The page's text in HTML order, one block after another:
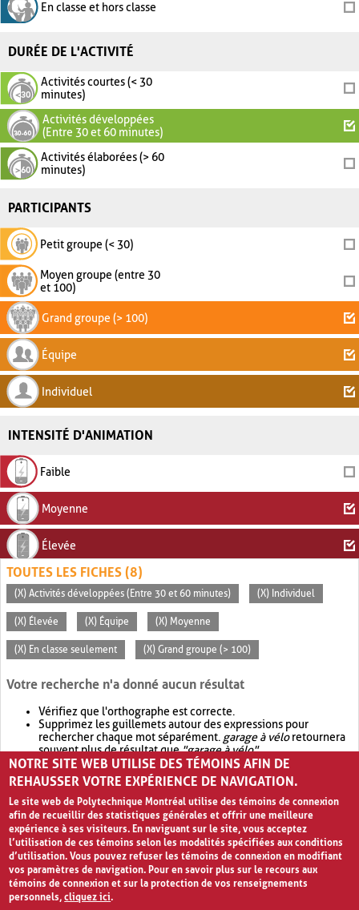
En classe et hors classe
DURÉE DE L'ACTIVITÉ
Activités courtes (< 30
minutes)
Activités développées
(Entre 30 et 60 minutes)
Activités élaborées (> 60
minutes)
PARTICIPANTS
Petit groupe (< 30)
Moyen groupe (entre 30
et 100)
Grand groupe (> 100)
Équipe
Individuel
INTENSITÉ D'ANIMATION
Faible
Moyenne
Élevée
TOUTES LES FICHES (8)
(X) Activités développées (Entre 30 et 60 minutes) (X) Individuel
(X) Élevée (X) Équipe (X) Moyenne
(X) En classe seulement (X) Grand groupe (> 100)
Votre recherche n'a donné aucun résultat
Vérifiez que l'orthographe est correcte.
Supprimez les guillemets autour des expressions pour
rechercher chaque mot séparément. garage à véloretournera
souvent plus de résultat que"garage à vélo".
Envisagez d'élargir votre recherche avec OR.garage OR vélo
retournera souvent plus de résultat quegarage à vélo
NOTRE SITE WEB UTILISE DES TÉMOINS AFIN DE
REHAUSSER VOTRE EXPÉRIENCE DE NAVIGATION.
Le site web de Polytechnique Montréal utilise des témoins de connexion
afin de recueillir des statistiques générales et offrir une meilleure
expérience à ses visiteurs. En naviguant sur le site, vous acceptez
l’utilisation de ces témoins selon les modalités spécifiées aux conditions
d’utilisation. Vous pouvez refuser les témoins de connexion en modifiant
vos paramètres de navigation. Pour en savoir plus sur le recours aux
témoins de connexion et sur la protection de vos renseignements
personnels,cliquez ici.